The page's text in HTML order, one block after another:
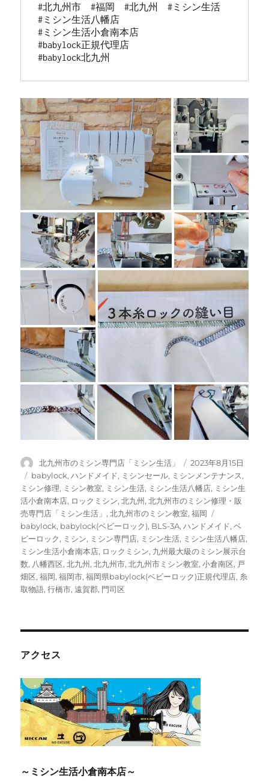
#北九州市　#福岡　#北九州　#ミシン生活
#ミシン生活八幡店
#ミシン生活小倉南本店
#babylock正規代理店
#babylock北九州
投
稿
者
北九州市のミシン専門店「ミシン生活」
投
稿
日:
2023年8月15日
カ
テ
ゴ
リ
ー
babylock,ハンドメイド, ミシンセール, ミシンメンテナンス,
ミシン修理, ミシン教室, ミシン生活, ミシン生活八幡店, ミシン生
活小倉南本店, ロックミシン,北九州 ,北九州市のミシン修理・販
売専門店「ミシン生活」 ,北九州市のミシン教室,福岡
グ
babylock, babylock(ベビーロック), BLS-3A,ハンドメイド,ベ
ビーロック, ミシン, ミシン専門店, ミシン生活, ミシン生活八幡店,
ミシン生活小倉南本店, ロックミシン, 九州最大級のミシン展示台
数, 八幡西区,北九州 ,北九州市,北九州市ミシン教室,小倉南区, 戸
畑区,福岡,福岡市,福岡県babylock(ベビーロック)正規代理店, 糸
取物語,行橋市,遠賀郡, 門司区
アクセス
～ミシン生活小倉南本店～